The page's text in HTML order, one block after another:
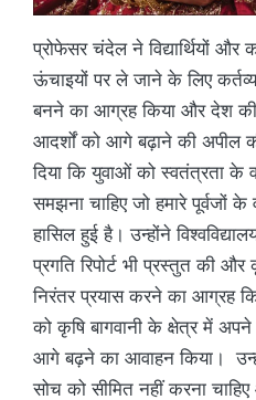
प्रोफेसर चंदेल ने विद्यार्थियों और
ऊंचाइयों पर ले जाने के लिए
बनने का आग्रह किया और देश
आदर्शों को आगे बढ़ाने की अपील
दिया कि युवाओं को स्वतंत्रता के
समझना चाहिए जो हमारे पूर्वजों
हासिल हुई है। उन्होंने
प्रगति रिपोर्ट भी प्रस्तुत की
निरंतर प्रयास करने का आग्रह
को कृषि बागवानी के क्षेत्र में
आगे बढ़ने का आवाहन किया।
सोच को सीमित नहीं करना